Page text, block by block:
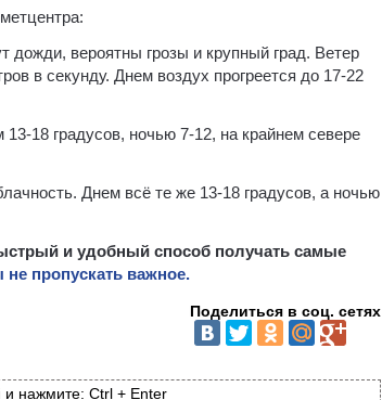
дожди, вероятны грозы и крупный град. Ветер
в секунду. Днем воздух прогреется до 17-22
18 градусов, ночью 7-12, на крайнем севере
Днем всё те же 13-18 градусов, а ночью
и удобный способ получать самые
пропускать важное.
Поделиться в соц. сетях
нажмите: Ctrl + Enter